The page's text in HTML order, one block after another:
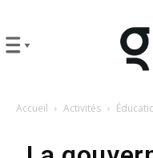
Accueil Activités